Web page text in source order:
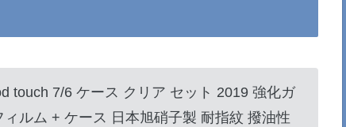
touch 7/6 ケース クリア セット 2019 強化ガ
ルム + ケース 日本旭硝子製 耐指紋 撥油性